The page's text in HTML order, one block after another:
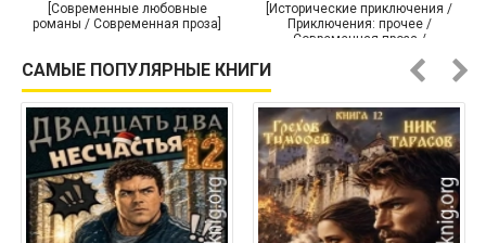
[Современные любовные
романы / Современная проза]
[Исторические приключения /
Приключения: прочее /
Современная проза /
САМЫЕ ПОПУЛЯРНЫЕ КНИГИ